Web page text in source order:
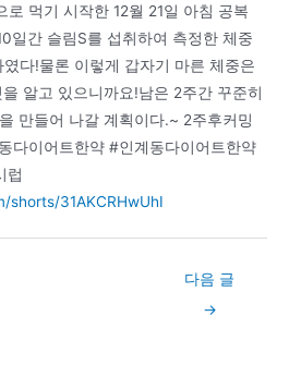
로 먹기 시작한 12월 21일 아침 공복
일간 슬림S를 섭취하여 측정한 체중
다!물론 이렇게 갑자기 마른 체중은
알고 있으니까요!남은 2주간 꾸준히
만들어 나갈 계획이다.~ 2주후커밍
다이어트한약 #인계동다이어트한약
럽
31AKCRHwUhI
다음 글
→